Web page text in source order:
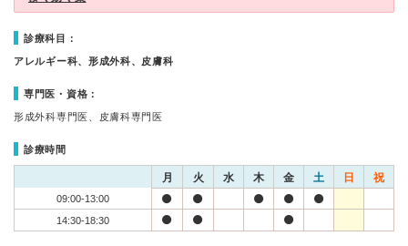
診療科目：
アレルギー科、形成外科、皮膚科
専門医・資格：
形成外科専門医、皮膚科専門医
診療時間
月 火 水 木 金 土 日 祝
09:00-13:00
14:30-18:30